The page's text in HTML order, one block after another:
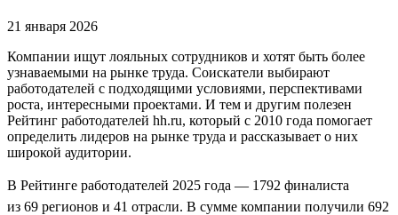
21 января 2026
Компании ищут лояльных сотрудников и хотят быть более
узнаваемыми на рынке труда. Соискатели выбирают
работодателей с подходящими условиями, перспективами
роста, интересными проектами. И тем и другим полезен
Рейтинг работодателей hh.ru, который с 2010 года помогает
определить лидеров на рынке труда и рассказывает о них
широкой аудитории.
В Рейтинге работодателей 2025 года — 1792 финалиста
из 69 регионов и 41 отрасли. В сумме компании получили 692